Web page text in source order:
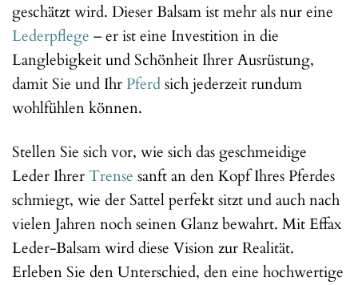
geschätzt wird. Dieser Balsam ist mehr als nur eine
Lederpflege – er ist eine Investition in die
Langlebigkeit und Schönheit Ihrer Ausrüstung,
damit Sie und IhrPferdsich jederzeit rundum
wohlfühlen können.
Stellen Sie sich vor, wie sich das geschmeidige
Leder IhrerTrense sanft an den Kopf Ihres Pferdes
schmiegt, wie der Sattel perfekt sitzt und auch nach
vielen Jahren noch seinen Glanz bewahrt. Mit Effax
Leder-Balsam wird diese Vision zur Realität.
Erleben Sie den Unterschied, den eine hochwertige